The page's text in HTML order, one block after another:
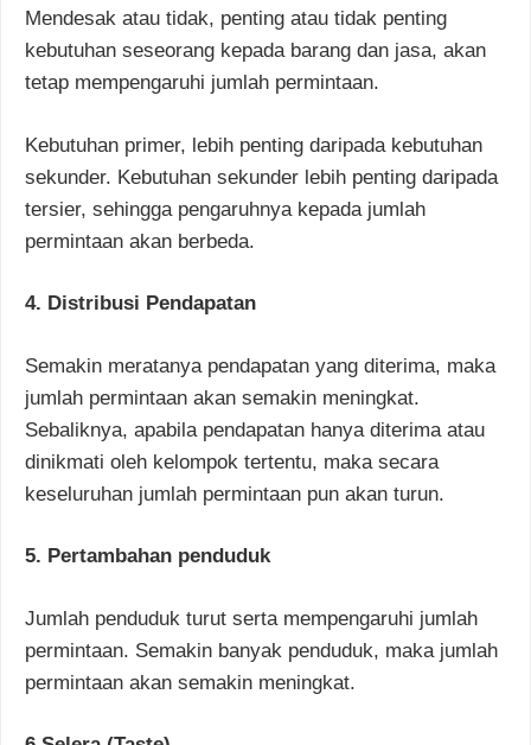
Mendesak atau tidak, penting atau tidak penting
kebutuhan seseorang kepada barang dan jasa, akan
tetap mempengaruhi jumlah permintaan.
Kebutuhan primer, lebih penting daripada kebutuhan
sekunder. Kebutuhan sekunder lebih penting daripada
tersier, sehingga pengaruhnya kepada jumlah
permintaan akan berbeda.
4. Distribusi Pendapatan
Semakin meratanya pendapatan yang diterima, maka
jumlah permintaan akan semakin meningkat.
Sebaliknya, apabila pendapatan hanya diterima atau
dinikmati oleh kelompok tertentu, maka secara
keseluruhan jumlah permintaan pun akan turun.
5. Pertambahan penduduk
Jumlah penduduk turut serta mempengaruhi jumlah
permintaan. Semakin banyak penduduk, maka jumlah
permintaan akan semakin meningkat.